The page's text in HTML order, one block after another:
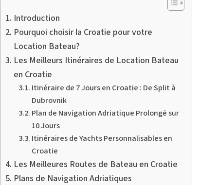
Introduction
Pourquoi choisir la Croatie pour votre
Location Bateau?
Les Meilleurs Itinéraires de Location Bateau
en Croatie
Itinéraire de 7 Jours en Croatie : De Split à
Dubrovnik
Plan de Navigation Adriatique Prolongé sur
10 Jours
Itinéraires de Yachts Personnalisables en
Croatie
Les Meilleures Routes de Bateau en Croatie
Plans de Navigation Adriatiques